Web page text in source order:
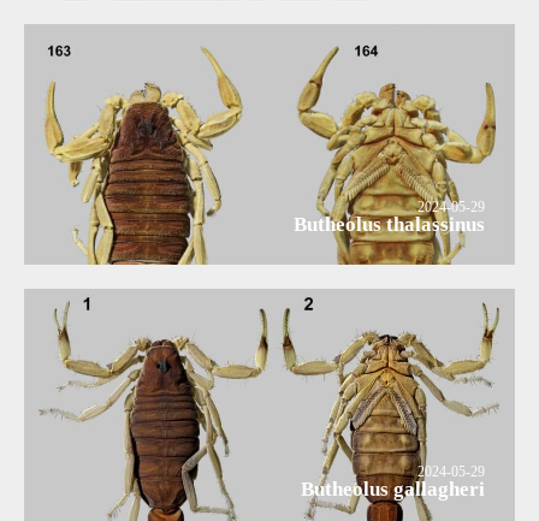
2024-05-29
Butheolus thalassinus
2024-05-29
Butheolus gallagheri